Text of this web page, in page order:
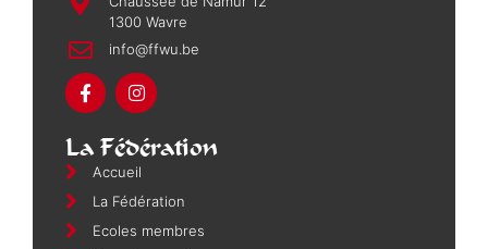
1300 Wavre
info@ffwu.be
La Fédération
Accueil
La Fédération
Ecoles membres